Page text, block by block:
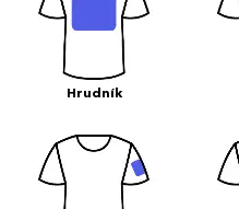
Hrudník